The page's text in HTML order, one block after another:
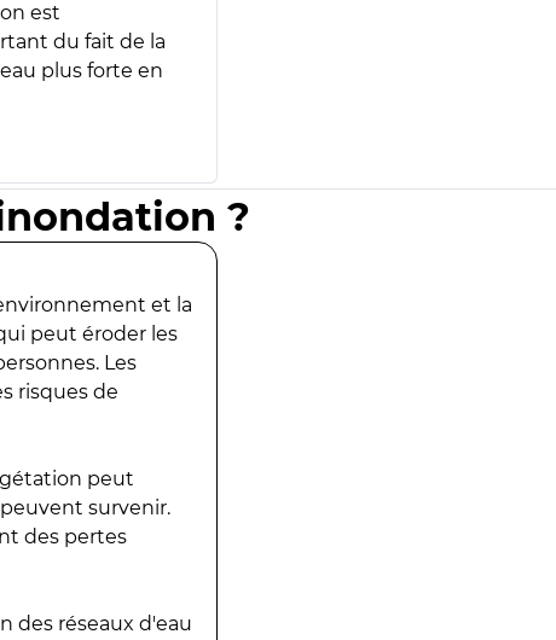
est
du fait de la
plus forte en
?
et la
peut éroder les
Les
risques de
peut
survenir.
des pertes
des réseaux d'eau